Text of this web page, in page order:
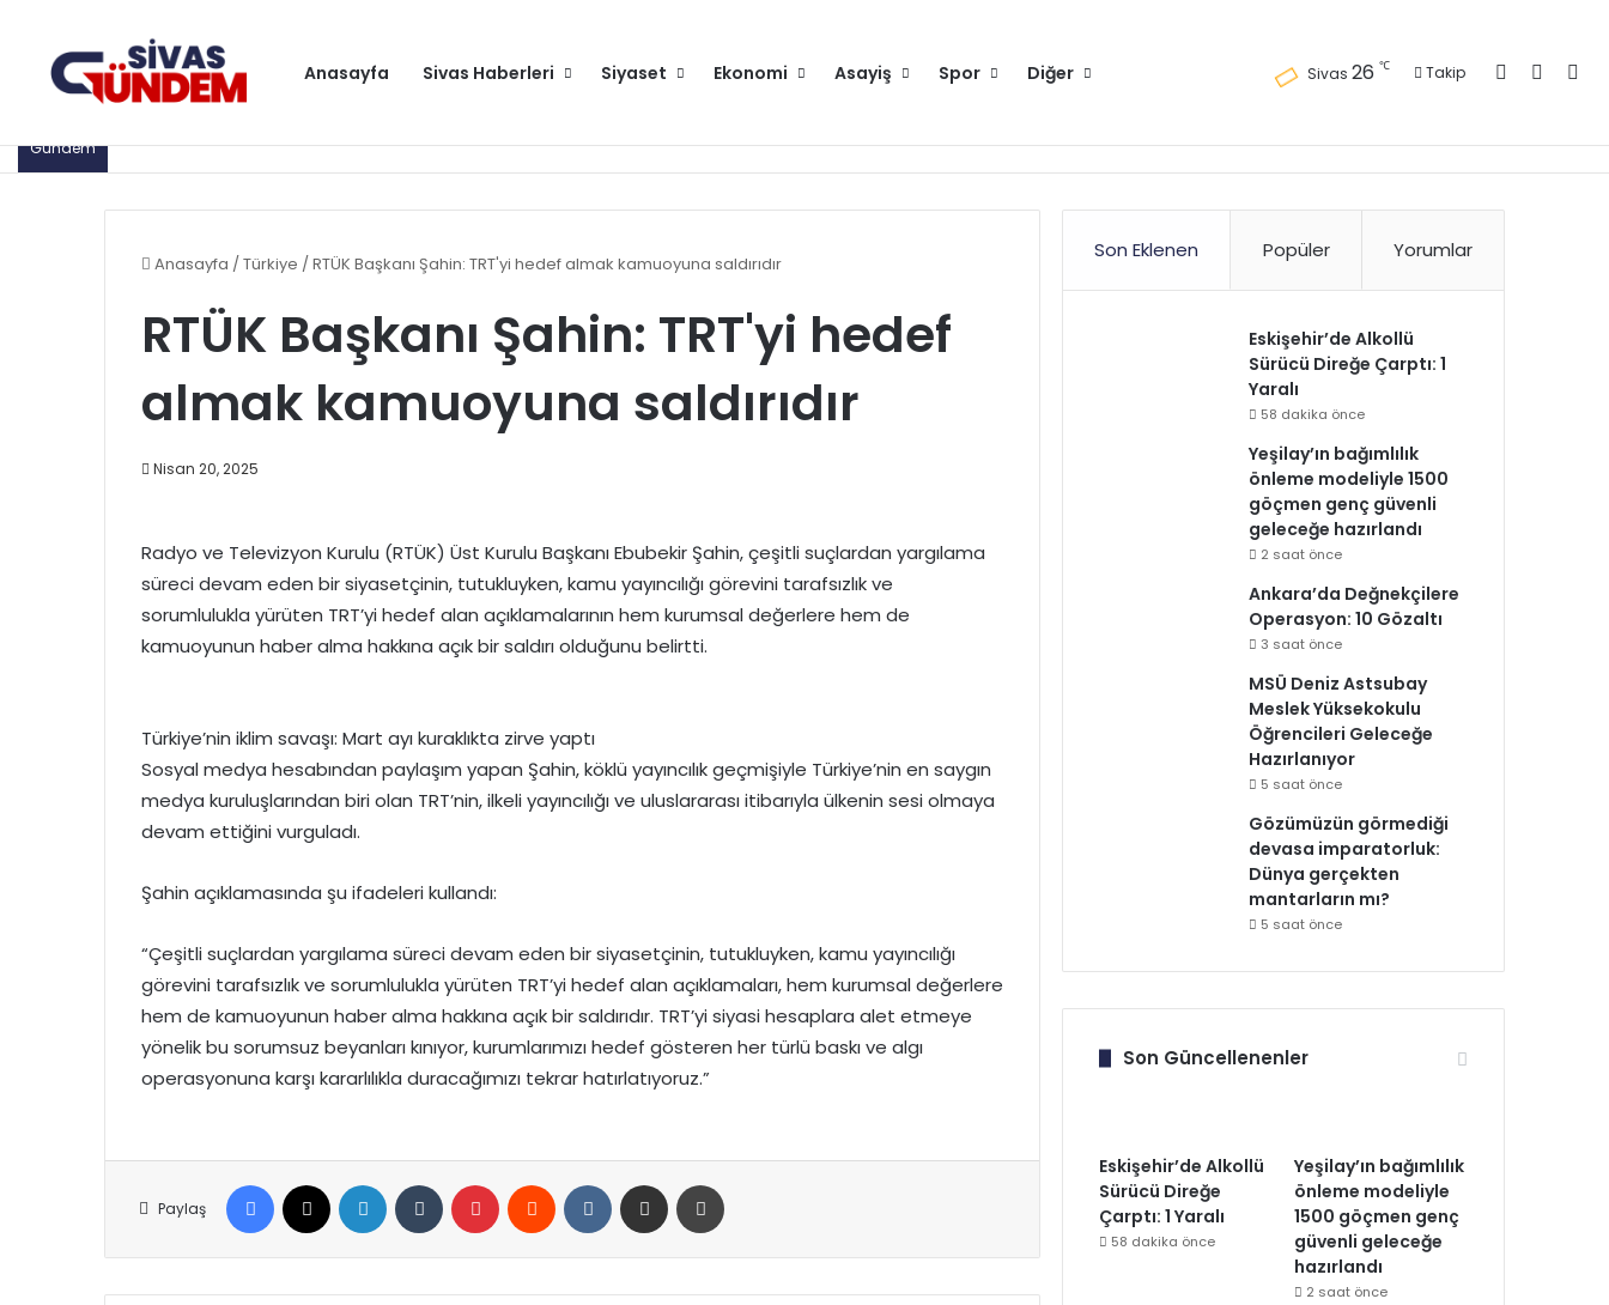
Anasayfa Sivas Haberleri Siyaset Ekonomi Asayiş Spor Diğer Sivas 26 ℃ Takip Kayıt Ol
Gündem
Anasayfa /Türkiye /RTÜK Başkanı Şahin: TRT'yi hedef almak kamuoyuna saldırıdır
RTÜK Başkanı Şahin: TRT'yi hedef
almak kamuoyuna saldırıdır
Nisan 20, 2025
Radyo ve Televizyon Kurulu (RTÜK) Üst Kurulu Başkanı Ebubekir Şahin, çeşitli suçlardan yargılama
süreci devam eden bir siyasetçinin, tutukluyken, kamu yayıncılığı görevini tarafsızlık ve
sorumlulukla yürüten TRT’yi hedef alan açıklamalarının hem kurumsal değerlere hem de
kamuoyunun haber alma hakkına açık bir saldırı olduğunu belirtti.
Türkiye’nin iklim savaşı: Mart ayı kuraklıkta zirve yaptı
Sosyal medya hesabından paylaşım yapan Şahin, köklü yayıncılık geçmişiyle Türkiye’nin en saygın
medya kuruluşlarından biri olan TRT’nin, ilkeli yayıncılığı ve uluslararası itibarıyla ülkenin sesi olmaya
devam ettiğini vurguladı.
Şahin açıklamasında şu ifadeleri kullandı:
“Çeşitli suçlardan yargılama süreci devam eden bir siyasetçinin, tutukluyken, kamu yayıncılığı
görevini tarafsızlık ve sorumlulukla yürüten TRT’yi hedef alan açıklamaları, hem kurumsal değerlere
hem de kamuoyunun haber alma hakkına açık bir saldırıdır. TRT’yi siyasi hesaplara alet etmeye
yönelik bu sorumsuz beyanları kınıyor, kurumlarımızı hedef gösteren her türlü baskı ve algı
operasyonuna karşı kararlılıkla duracağımızı tekrar hatırlatıyoruz.”
Paylaş
Facebook LinkedIn Tumblr Pinterest Reddit VKontakteE-Posta ile paylaş
Son Eklenen Popüler Yorumlar
Eskişehir’de Alkollü
Sürücü Direğe Çarptı: 1
Yaralı
58 dakika önce
Yeşilay’ın bağımlılık
önleme modeliyle 1500
göçmen genç güvenli
geleceğe hazırlandı
2 saat önce
Ankara’da Değnekçilere
Operasyon: 10 Gözaltı
3 saat önce
MSÜ Deniz Astsubay
Meslek Yüksekokulu
Öğrencileri Geleceğe
Hazırlanıyor
5 saat önce
Gözümüzün görmediği
devasa imparatorluk:
Dünya gerçekten
mantarların mı?
5 saat önce
Son Güncellenenler
Eskişehir’de Alkollü
Sürücü Direğe
Çarptı: 1 Yaralı
58 dakika önce
Yeşilay’ın bağımlılık
önleme modeliyle
1500 göçmen genç
güvenli geleceğe
hazırlandı
2 saat önce